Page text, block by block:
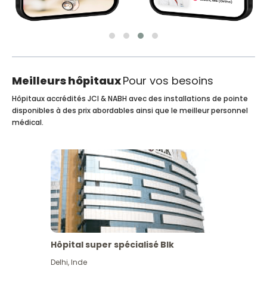
Meilleurs hôpitauxPour vos besoins
Hôpitaux accrédités JCI & NABH avec des installations de pointe
disponibles à des prix abordables ainsi que le meilleur personnel
médical.
Hôpital super spécialisé Blk
Delhi,Inde